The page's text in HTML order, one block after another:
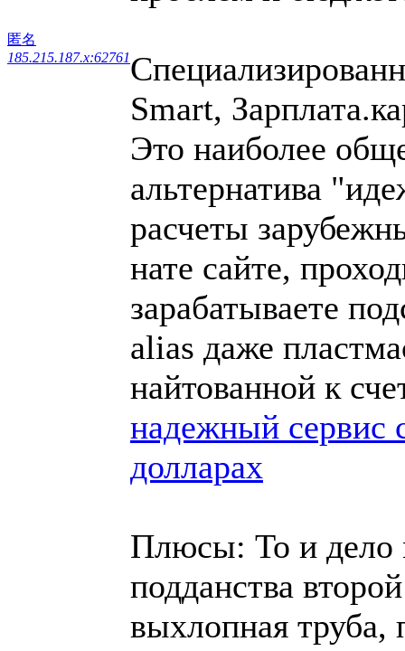
匿名
185.215.187.x:62761
Smart,
Это наиболее
альтернатива
расчеты
нате сайте,
зарабатываете
alias даже
найтованной к
надежный сервис
долларах
Плюсы: То и дело
подданства
выхлопная труба,